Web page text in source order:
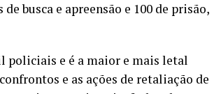
busca e apreensão e 100 de prisão,
policiais e é a maior e mais letal
e as ações de retaliação de